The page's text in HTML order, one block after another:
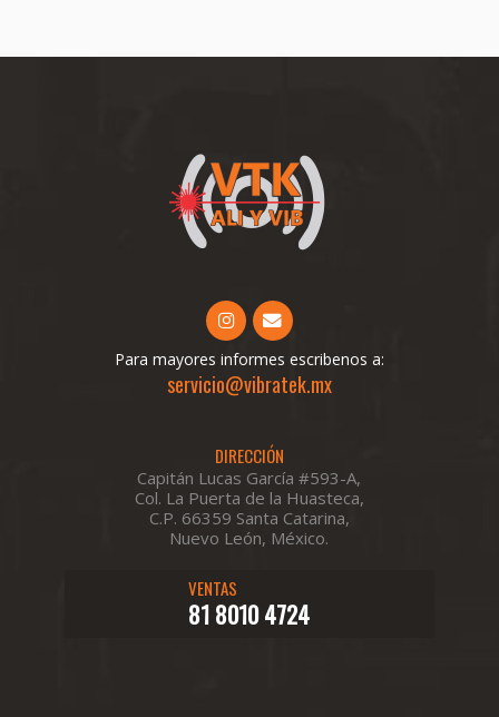
Para mayores informes escribenos a:
servicio@vibratek.mx
DIRECCIÓN
Capitán Lucas García #593-A,
Col. La Puerta de la Huasteca,
C.P. 66359 Santa Catarina,
Nuevo León, México.
VENTAS
81 8010 4724